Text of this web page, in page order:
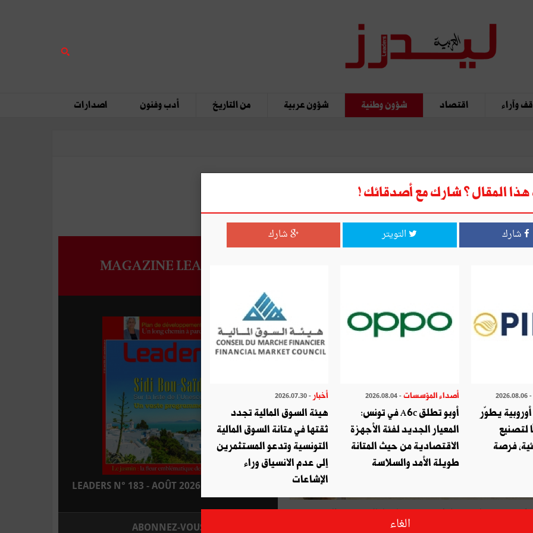
وآراء اقتصاد شؤون وطنية شؤون عربية من التاريخ أدب وفنون اصدارات
فرد يكون له دور فاعل في تنمية بلده لذلك خصّص المؤتمر
MAGAZINE LEADERS
LEADERS N° 183 - AOÛT 2026 : EN KIOSQUE
ABONNEZ-VOUS
المقال ؟ شارك مع أصدقائك !
شارك التويتر شارك
- 2026.08.06
يطوّر
لتصنيع
فرصة
أصداء المؤسسات - 2026.08.04
أوبو تطلق A6c في تونس:
المعيار الجديد لفئة الأجهزة
الاقتصادية من حيث المتانة
طويلة الأمد والسلاسة
أخبار - 2026.07.30
هيئة السوق المالية تجدد
ثقتها في متانة السوق المالية
التونسية وتدعو المستثمرين
إلى عدم الانسياق وراء
الإشاعات
الغاء